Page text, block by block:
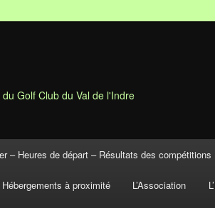
Golf Club du Val de l'Indre
– Heures de départ – Résultats des compétitions
Hébergements à proximité L’Association